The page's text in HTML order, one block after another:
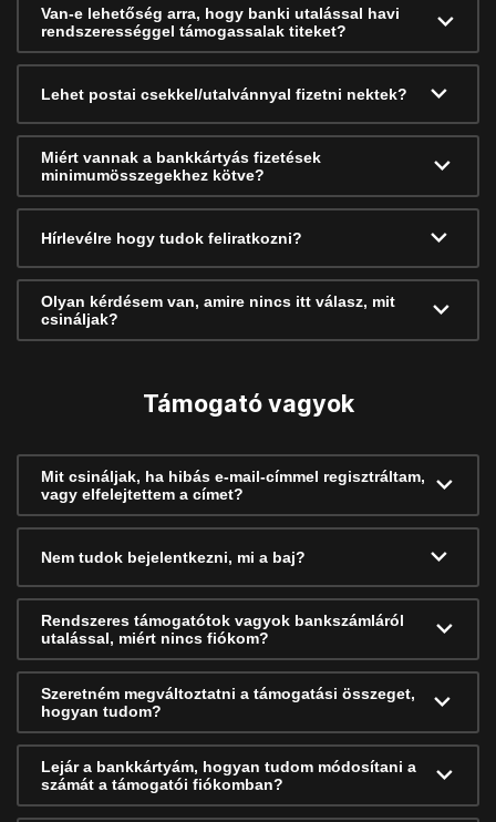
Van-e lehetőség arra, hogy banki utalással havi
rendszerességgel támogassalak titeket?
Lehet postai csekkel/utalvánnyal fizetni nektek?
Miért vannak a bankkártyás fizetések
minimumösszegekhez kötve?
Hírlevélre hogy tudok feliratkozni?
Olyan kérdésem van, amire nincs itt válasz, mit
csináljak?
Támogató vagyok
Mit csináljak, ha hibás e-mail-címmel regisztráltam,
vagy elfelejtettem a címet?
Nem tudok bejelentkezni, mi a baj?
Rendszeres támogatótok vagyok bankszámláról
utalással, miért nincs fiókom?
Szeretném megváltoztatni a támogatási összeget,
hogyan tudom?
Lejár a bankkártyám, hogyan tudom módosítani a
számát a támogatói fiókomban?